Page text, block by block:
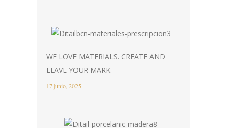
WE LOVE MATERIALS. CREATE AND
LEAVE YOUR MARK.
17 junio, 2025